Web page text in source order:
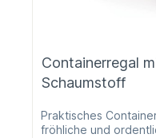
Containerregal
Schaumstoff
Praktisches
fröhliche und